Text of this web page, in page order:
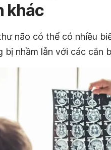
khác
não có thể có nhiều
bị nhầm lẫn với các căn